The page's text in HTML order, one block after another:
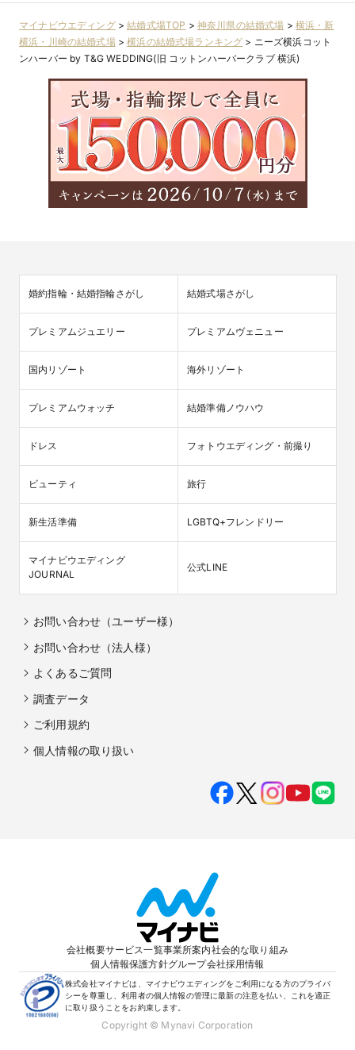
マイナビウエディング>結婚式場TOP > 神奈川県の結婚式場 > 横浜・新
横浜・川崎の結婚式場>横浜の結婚式場ランキング > ニーズ横浜コット
ンハーバー by T&G WEDDING(旧 コットンハーバークラブ 横浜)
婚約指輪・結婚指輪さがし 結婚式場さがし
プレミアムジュエリー プレミアムヴェニュー
国内リゾート 海外リゾート
プレミアムウォッチ 結婚準備ノウハウ
ドレス フォトウエディング・前撮り
ビューティ 旅行
新生活準備 LGBTQ+フレンドリー
マイナビウエディング
JOURNAL
公式LINE
お問い合わせ（ユーザー様）
お問い合わせ（法人様）
よくあるご質問
調査データ
ご利用規約
個人情報の取り扱い
会社概要サービス一覧事業所案内社会的な取り組み
個人情報保護方針グループ会社採用情報
株式会社マイナビは、マイナビウエディングをご利用になる方のプライバ
シーを尊重し、利用者の個人情報の管理に最新の注意を払い、これを適正
に取り扱うことをお約束します。
Copyright © Mynavi Corporation